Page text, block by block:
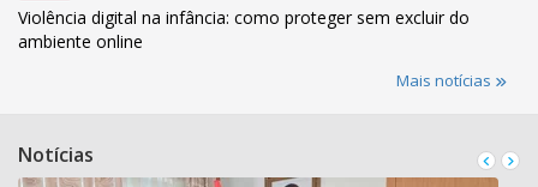
Violência digital na infância: como proteger sem excluir do
ambiente online
Mais notícias
Notícias